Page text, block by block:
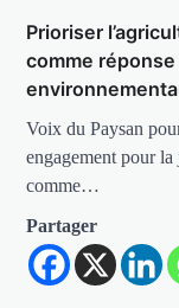
Prioriser
comme
Voix du Paysan
engagement pour
comme…
Partager